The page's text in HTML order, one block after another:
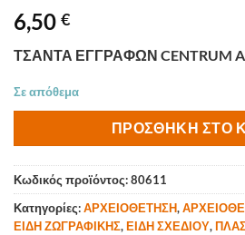
6,50 €
ΤΣΑΝΤΑ ΕΓΓΡΑΦΩΝ CENTRUM
Σε απόθεμα
ΠΡΟΣΘΉΚΗ ΣΤΟ
Κωδικός προϊόντος:80611
Κατηγορίες:ΑΡΧΕΙΟΘΕΤΗΣΗ,
ΕΙΔΗ ΖΩΓΡΑΦΙΚΗΣ,ΕΙΔΗ ΣΧΕΔΙΟΥ,